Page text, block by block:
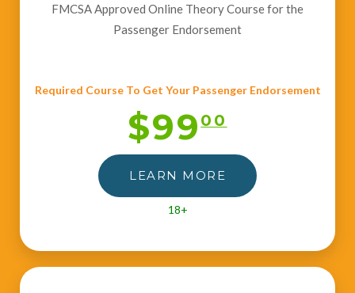
FMCSA Approved Online Theory Course for the
Passenger Endorsement
Required Course To Get Your Passenger Endorsement
$9900
LEARN MORE
18+